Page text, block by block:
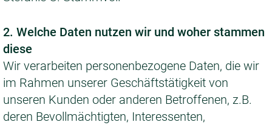
2. Welche Daten nutzen wir und woher stammen
diese
Wir verarbeiten personenbezogene Daten, die wir
im Rahmen unserer Geschäftstätigkeit von
unseren Kunden oder anderen Betroffenen, z.B.
deren Bevollmächtigten, Interessenten,